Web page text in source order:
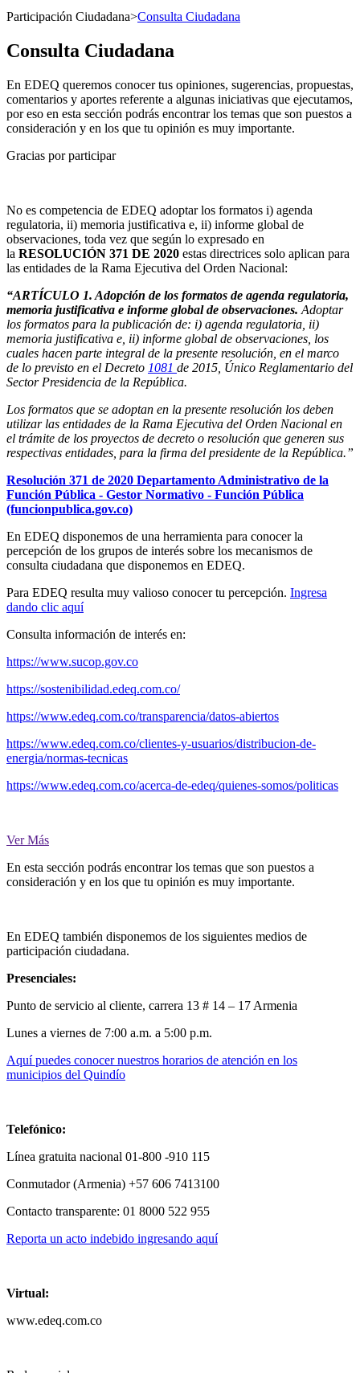
Participación Ciudadana>Consulta Ciudadana
Consulta Ciudadana
En EDEQ queremos conocer tus opiniones, sugerencias, propuestas,
comentarios y aportes referente a algunas iniciativas que ejecutamos,
por eso en esta sección podrás encontrar los temas que son puestos a
consideración y en los que tu opinión es muy importante.
Gracias por participar
No es competencia de EDEQ adoptar los formatos i) agenda
regulatoria, ii) memoria justificativa e, ii) informe global de
observaciones, toda vez que según lo expresado en
la RESOLUCIÓN 371 DE 2020 estas directrices solo aplican para
las entidades de la Rama Ejecutiva del Orden Nacional:
“ARTÍCULO 1. Adopción de los formatos de agenda regulatoria,
memoria justificativa e informe global de observaciones. Adoptar
los formatos para la publicación de: i) agenda regulatoria, ii)
memoria justificativa e, ii) informe global de observaciones, los
cuales hacen parte integral de la presente resolución, en el marco
de lo previsto en el Decreto 1081 de 2015, Único Reglamentario del
Sector Presidencia de la República.
Los formatos que se adoptan en la presente resolución los deben
utilizar las entidades de la Rama Ejecutiva del Orden Nacional en
el trámite de los proyectos de decreto o resolución que generen sus
respectivas entidades, para la firma del presidente de la República.”
Resolución 371 de 2020 Departamento Administrativo de la
Función Pública - Gestor Normativo - Función Pública
(funcionpublica.gov.co)
En EDEQ disponemos de una herramienta para conocer la
percepción de los grupos de interés sobre los mecanismos de
consulta ciudadana que disponemos en EDEQ.
Para EDEQ resulta muy valioso conocer tu percepción. Ingresa
dando clic aquí
Consulta información de interés en:
https://www.sucop.gov.co
https://sostenibilidad.edeq.com.co/
https://www.edeq.com.co/transparencia/datos-abiertos
https://www.edeq.com.co/clientes-y-usuarios/distribucion-de-
energia/normas-tecnicas
https://www.edeq.com.co/acerca-de-edeq/quienes-somos/politicas
Ver Más
En esta sección podrás encontrar los temas que son puestos a
consideración y en los que tu opinión es muy importante.
En EDEQ también disponemos de los siguientes medios de
participación ciudadana.
Presenciales:
Punto de servicio al cliente, carrera 13 # 14 – 17 Armenia
Lunes a viernes de 7:00 a.m. a 5:00 p.m.
Aquí puedes conocer nuestros horarios de atención en los
municipios del Quindío
Telefónico:
Línea gratuita nacional 01-800 -910 115
Conmutador (Armenia) +57 606 7413100
Contacto transparente: 01 8000 522 955
Reporta un acto indebido ingresando aquí
Virtual:
www.edeq.com.co